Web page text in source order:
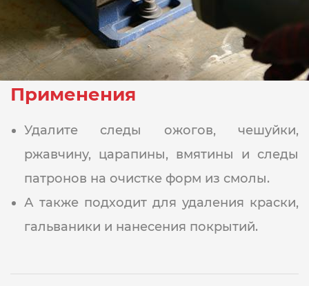
Применения
Удалите следы ожогов, чешуйки,
ржавчину, царапины, вмятины и следы
патронов на очистке форм из смолы.
А также подходит для удаления краски,
гальваники и нанесения покрытий.